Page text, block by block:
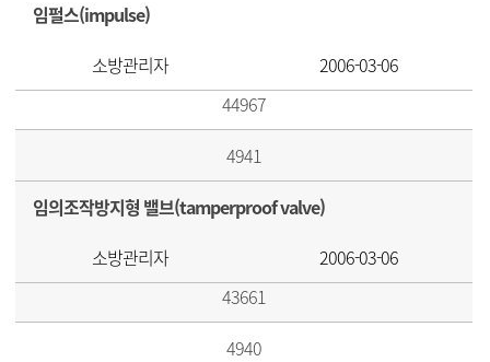
임펄스(impulse)
소방관리자
2006-03-06
44967
4941
임의조작방지형 밸브(tamperproof valve)
소방관리자
2006-03-06
43661
4940